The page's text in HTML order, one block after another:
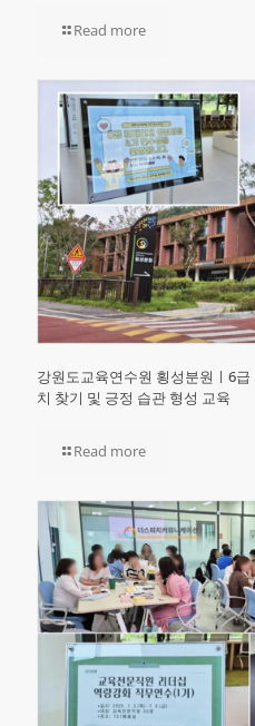
Read more
강원도교육연수원 횡성분원ㅣ6
치 찾기 및 긍정 습관 형성 교육
Read more